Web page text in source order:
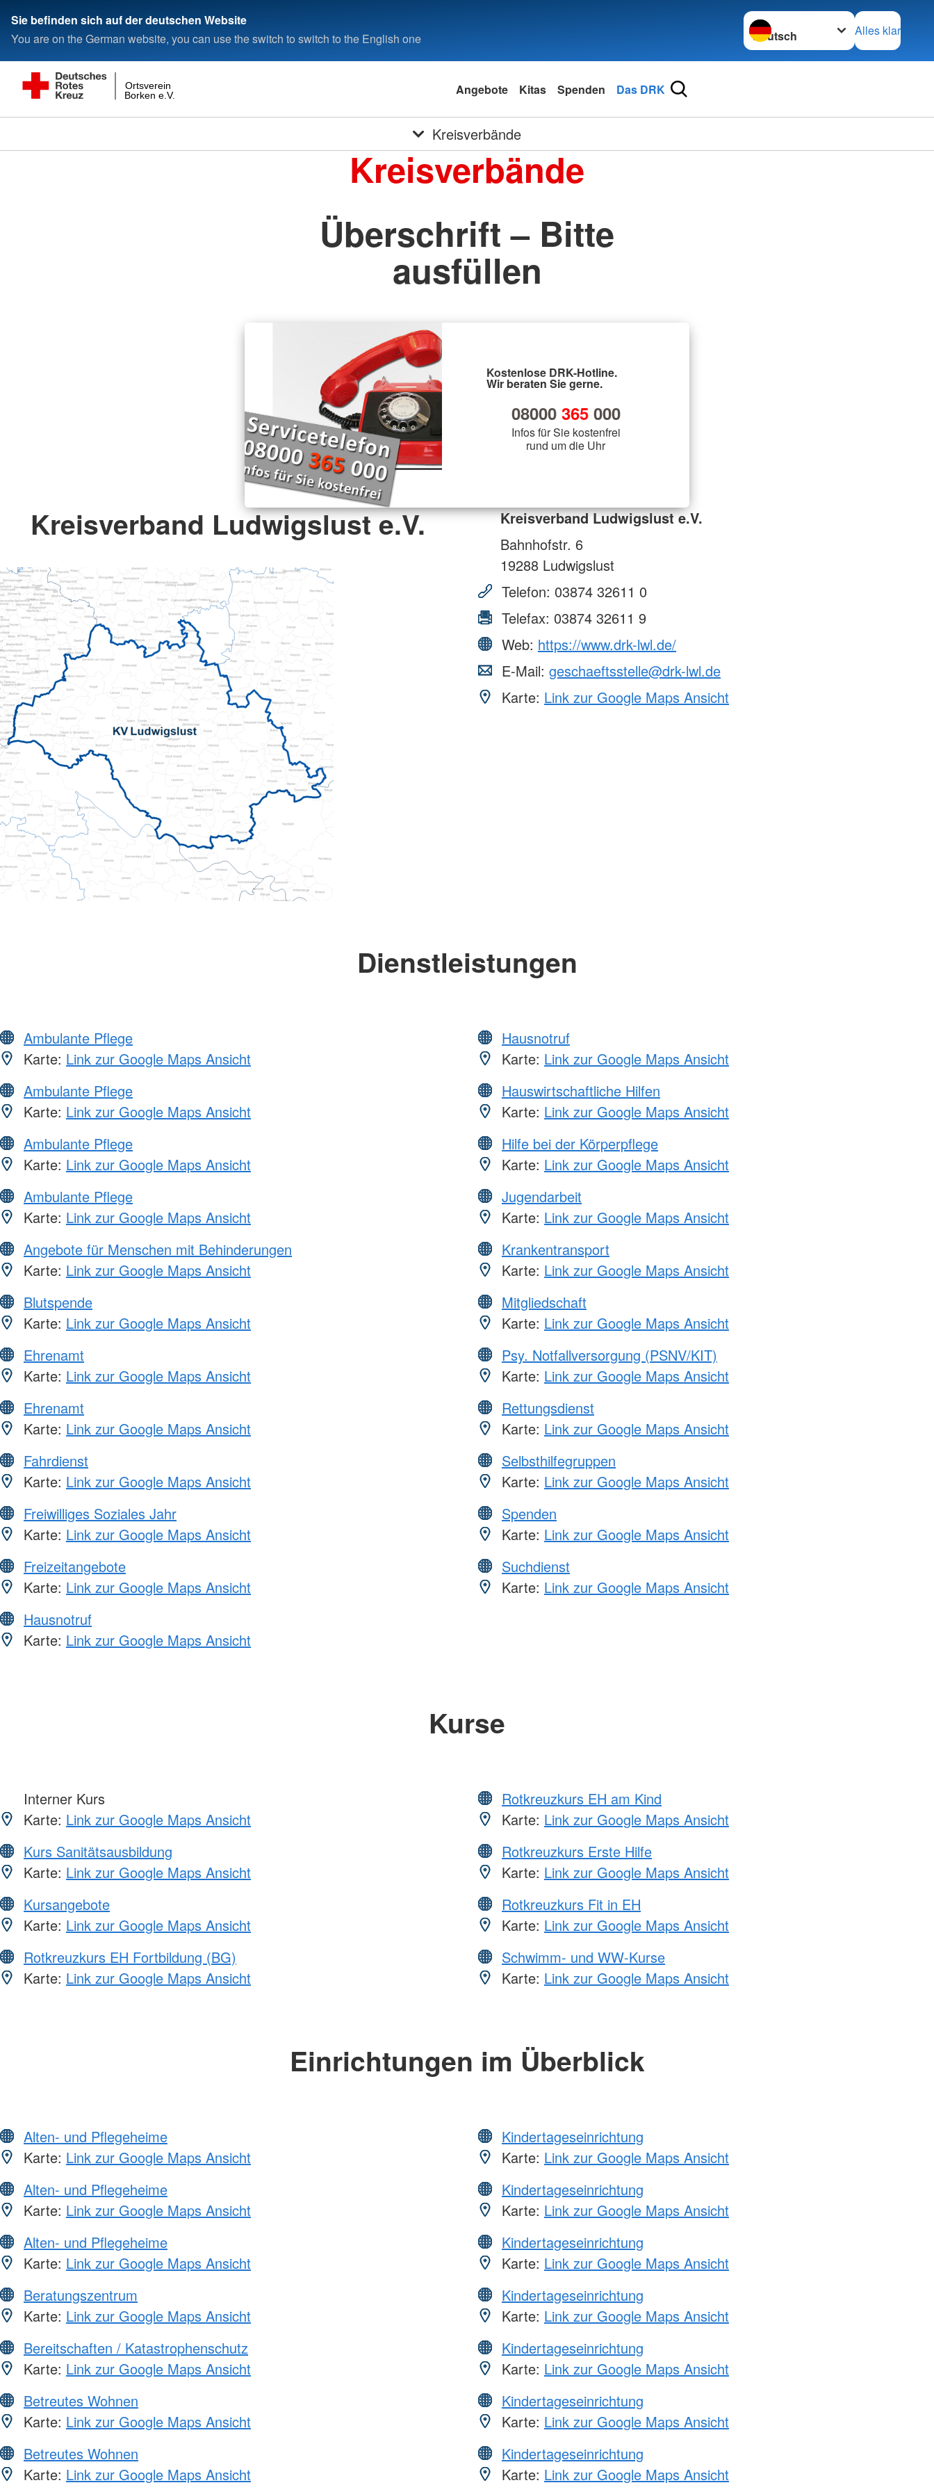
Sie befinden sich auf der deutschen Website
You are on the German website, you can use the switch to switch to the English one
Sprache wechseln zu
Alles klar
Borken e.V.
Ortsverein Angebote Kitas Spenden Das DRK
Kreisverbände
Kreisverbände
Überschrift – Bitte
ausfüllen
Kostenlose DRK-Hotline.
Wir beraten Sie gerne.
08000 365000
Infos für Sie kostenfrei
rund um die Uhr
Kreisverband Ludwigslust e.V.
Kreisverband Ludwigslust e.V.
Bahnhofstr. 6
19288 Ludwigslust
Telefon: 03874 32611 0
Telefax: 03874 32611 9
Web: https://www.drk-lwl.de/
E-Mail: geschaeftsstelle@drk-lwl.de
Karte: Link zur Google Maps Ansicht
Dienstleistungen
Ambulante Pflege
Karte: Link zur Google Maps Ansicht
Ambulante Pflege
Karte: Link zur Google Maps Ansicht
Ambulante Pflege
Karte: Link zur Google Maps Ansicht
Ambulante Pflege
Karte: Link zur Google Maps Ansicht
Angebote für Menschen mit Behinderungen
Karte: Link zur Google Maps Ansicht
Blutspende
Karte: Link zur Google Maps Ansicht
Ehrenamt
Karte: Link zur Google Maps Ansicht
Ehrenamt
Karte: Link zur Google Maps Ansicht
Fahrdienst
Karte: Link zur Google Maps Ansicht
Freiwilliges Soziales Jahr
Karte: Link zur Google Maps Ansicht
Freizeitangebote
Karte: Link zur Google Maps Ansicht
Hausnotruf
Karte: Link zur Google Maps Ansicht
Hausnotruf
Karte: Link zur Google Maps Ansicht
Hauswirtschaftliche Hilfen
Karte: Link zur Google Maps Ansicht
Hilfe bei der Körperpflege
Karte: Link zur Google Maps Ansicht
Jugendarbeit
Karte: Link zur Google Maps Ansicht
Krankentransport
Karte: Link zur Google Maps Ansicht
Mitgliedschaft
Karte: Link zur Google Maps Ansicht
Psy. Notfallversorgung (PSNV/KIT)
Karte: Link zur Google Maps Ansicht
Rettungsdienst
Karte: Link zur Google Maps Ansicht
Selbsthilfegruppen
Karte: Link zur Google Maps Ansicht
Spenden
Karte: Link zur Google Maps Ansicht
Suchdienst
Karte: Link zur Google Maps Ansicht
Kurse
Interner Kurs
Karte: Link zur Google Maps Ansicht
Kurs Sanitätsausbildung
Karte: Link zur Google Maps Ansicht
Kursangebote
Karte: Link zur Google Maps Ansicht
Rotkreuzkurs EH Fortbildung (BG)
Karte: Link zur Google Maps Ansicht
Rotkreuzkurs EH am Kind
Karte: Link zur Google Maps Ansicht
Rotkreuzkurs Erste Hilfe
Karte: Link zur Google Maps Ansicht
Rotkreuzkurs Fit in EH
Karte: Link zur Google Maps Ansicht
Schwimm- und WW-Kurse
Karte: Link zur Google Maps Ansicht
Einrichtungen im Überblick
Alten- und Pflegeheime
Karte: Link zur Google Maps Ansicht
Alten- und Pflegeheime
Karte: Link zur Google Maps Ansicht
Alten- und Pflegeheime
Karte: Link zur Google Maps Ansicht
Beratungszentrum
Karte: Link zur Google Maps Ansicht
Bereitschaften / Katastrophenschutz
Karte: Link zur Google Maps Ansicht
Betreutes Wohnen
Karte: Link zur Google Maps Ansicht
Betreutes Wohnen
Karte: Link zur Google Maps Ansicht
Kindertageseinrichtung
Karte: Link zur Google Maps Ansicht
Kindertageseinrichtung
Karte: Link zur Google Maps Ansicht
Kindertageseinrichtung
Karte: Link zur Google Maps Ansicht
Kindertageseinrichtung
Karte: Link zur Google Maps Ansicht
Kindertageseinrichtung
Karte: Link zur Google Maps Ansicht
Kindertageseinrichtung
Karte: Link zur Google Maps Ansicht
Kindertageseinrichtung
Karte: Link zur Google Maps Ansicht